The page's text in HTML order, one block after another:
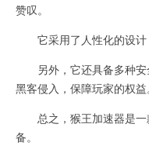
赞叹。
它采用了人性化的设计
另外，它还具备多种安
黑客侵入，保障玩家的权益。
总之，猴王加速器是一
备。